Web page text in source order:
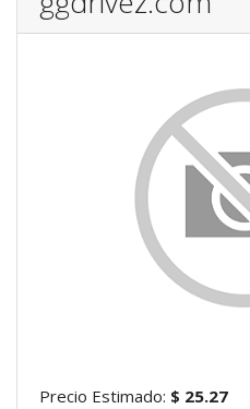
Precio Estimado: $ 25.27